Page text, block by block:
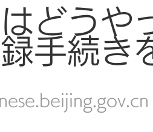
どうや
手続き